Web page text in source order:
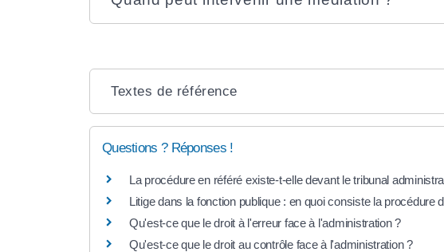
Textes de référence
Questions ? Réponses !
La procédure en référé existe-t-elle devant le tribunal
Litige dans la fonction publique : en quoi consiste la procédure
Qu'est-ce que le droit à l'erreur face à l'administration ?
Qu'est-ce que le droit au contrôle face à l'administration ?